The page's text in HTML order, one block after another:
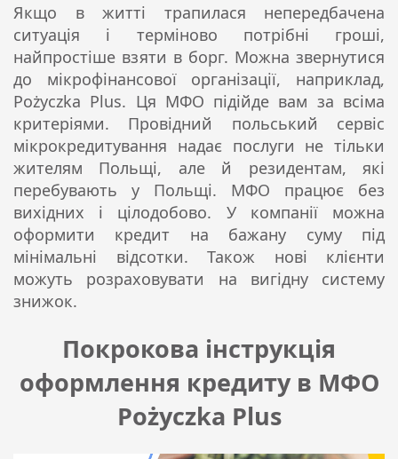
Якщо в житті трапилася непередбачена
ситуація і терміново потрібні гроші,
найпростіше взяти в борг. Можна звернутися
до мікрофінансової організації, наприклад,
Pożyczka Plus. Ця МФО підійде вам за всіма
критеріями. Провідний польський сервіс
мікрокредитування надає послуги не тільки
жителям Польщі, але й резидентам, які
перебувають у Польщі. МФО працює без
вихідних і цілодобово. У компанії можна
оформити кредит на бажану суму під
мінімальні відсотки. Також нові клієнти
можуть розраховувати на вигідну систему
знижок.
Покрокова інструкція
оформлення кредиту в МФО
Pożyczka Plus